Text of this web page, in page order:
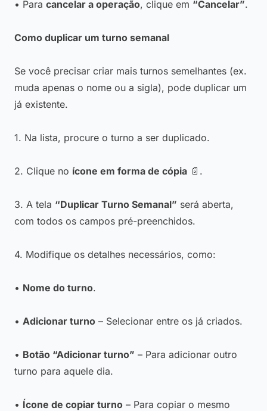
• Para cancelar a operação, clique em “Cancelar”.
Como duplicar um turno semanal
Se você precisar criar mais turnos semelhantes (ex.
muda apenas o nome ou a sigla), pode duplicar um
já existente.
1. Na lista, procure o turno a ser duplicado.
2. Clique no ícone em forma de cópia 📄.
3. A tela “Duplicar Turno Semanal” será aberta,
com todos os campos pré-preenchidos.
4. Modifique os detalhes necessários, como:
• Nome do turno.
• Adicionar turno – Selecionar entre os já criados.
• Botão “Adicionar turno” – Para adicionar outro
turno para aquele dia.
• Ícone de copiar turno – Para copiar o mesmo